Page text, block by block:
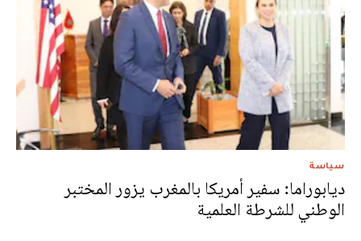
سياسة
ديابوراما: سفير أمريكا بالمغرب يزور المختبر
الوطني للشرطة العلمية